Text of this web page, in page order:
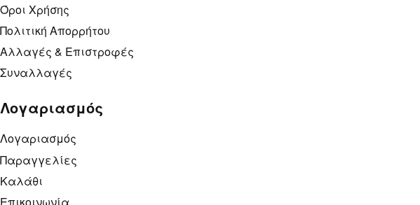
Όροι Χρήσης
Πολιτική Απορρήτου
Αλλαγές & Επιστροφές
Συναλλαγές
Λογαριασμός
Λογαριασμός
Παραγγελίες
Καλάθι